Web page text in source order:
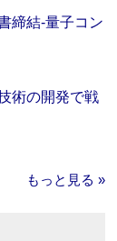
締結‐量子コン
術の開発で戦
もっと見る »